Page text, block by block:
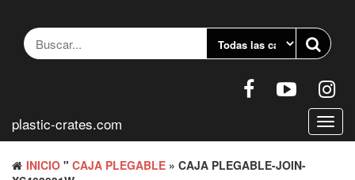
contenido
plastic-crates.com
INICIO " CAJA PLEGABLE » CAJA PLEGABLE-JOIN-